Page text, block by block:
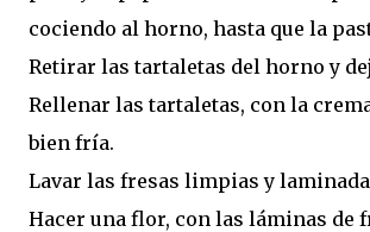
cociendo al horno, hasta que la
Retirar las tartaletas del horno y
Rellenar las tartaletas, con la
bien fría.
Lavar las fresas limpias y
Hacer una flor, con las láminas de